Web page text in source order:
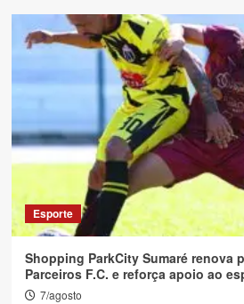
Esporte
Shopping ParkCity Sumaré renova
Parceiros F.C. e reforça apoio ao
7/agosto